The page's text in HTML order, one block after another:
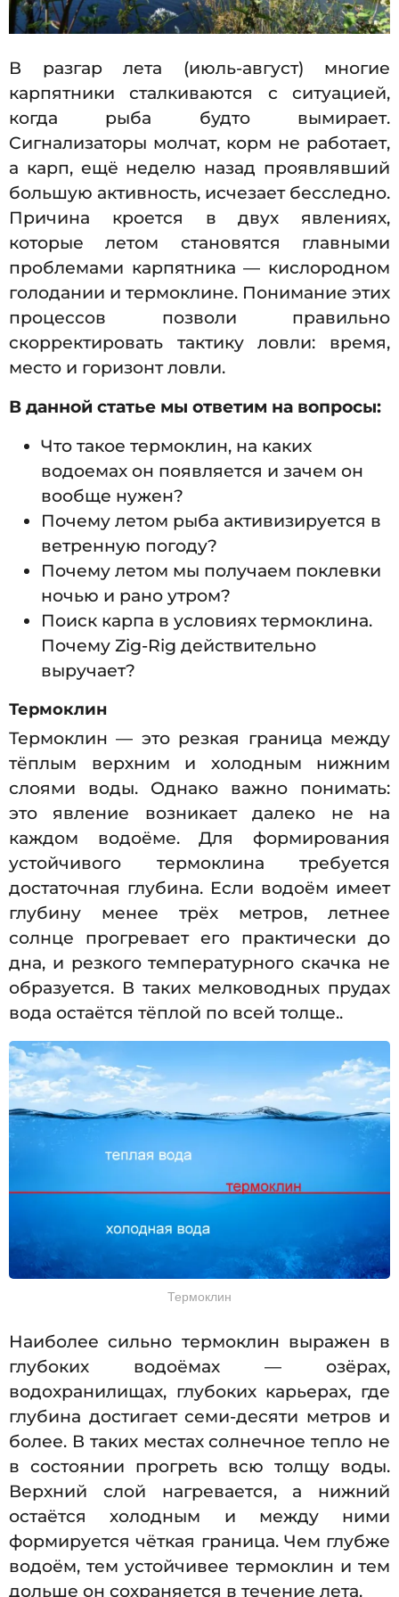
В разгар лета (июль-август) многие
карпятники сталкиваются с ситуацией,
когда рыба будто вымирает.
Сигнализаторы молчат, корм не работает,
а карп, ещё неделю назад проявлявший
большую активность, исчезает бесследно.
Причина кроется в двух явлениях,
которые летом становятся главными
проблемами карпятника — кислородном
голодании и термоклине. Понимание этих
процессов позволи правильно
скорректировать тактику ловли: время,
место и горизонт ловли.
В данной статье мы ответим на вопросы:
Что такое термоклин, на каких
водоемах он появляется и зачем он
вообще нужен?
Почему летом рыба активизируется в
ветренную погоду?
Почему летом мы получаем поклевки
ночью и рано утром?
Поиск карпа в условиях термоклина.
Почему Zig-Rig действительно
выручает?
Термоклин
Термоклин — это резкая граница между
тёплым верхним и холодным нижним
слоями воды. Однако важно понимать:
это явление возникает далеко не на
каждом водоёме. Для формирования
устойчивого термоклина требуется
достаточная глубина. Если водоём имеет
глубину менее трёх метров, летнее
солнце прогревает его практически до
дна, и резкого температурного скачка не
образуется. В таких мелководных прудах
вода остаётся тёплой по всей толще..
Термоклин
Наиболее сильно термоклин выражен в
глубоких водоёмах — озёрах,
водохранилищах, глубоких карьерах, где
глубина достигает семи-десяти метров и
более. В таких местах солнечное тепло не
в состоянии прогреть всю толщу воды.
Верхний слой нагревается, а нижний
остаётся холодным и между ними
формируется чёткая граница. Чем глубже
водоём, тем устойчивее термоклин и тем
дольше он сохраняется в течение лета.